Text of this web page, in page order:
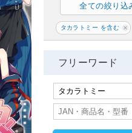
全ての絞り込
タカラトミー を含む
フリーワード